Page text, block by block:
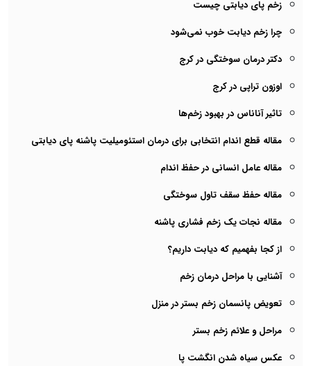
زخم پای دیابتی چیست
چرا زخم دیابت خوب نمی‌شود
دکتر درمان سوختگی در کرج
اوزون تراپی در کرج
تاثیر آناناس در بهبود زخم‌ها
مقاله قطع اندام انتخابی برای درمان استئومیلیت پاشنه پای دیابتی
مقاله عامل انسانی در حفظ اندام
مقاله حفظ سقف تاول سوختگی
مقاله نجات یک زخم فشاری پاشنه
از کجا بفهمیم که دیابت داریم؟
آشنایی با مراحل درمان زخم
تعویض پانسمان زخم بستر در منزل
مراحل و علائم زخم بستر
عکس سیاه شدن انگشت پا